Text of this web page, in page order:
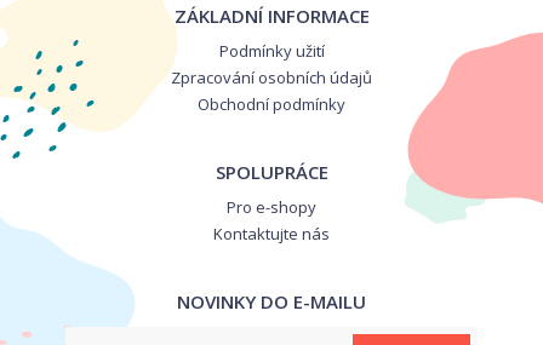
ZÁKLADNÍ INFORMACE
Podmínky užití
Zpracování osobních údajů
Obchodní podmínky
SPOLUPRÁCE
Pro e-shopy
Kontaktujte nás
NOVINKY DO E-MAILU